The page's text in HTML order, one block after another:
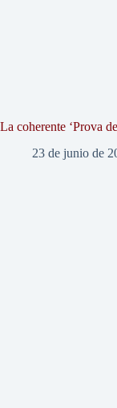
La coherente ‘Prova
23 de junio de